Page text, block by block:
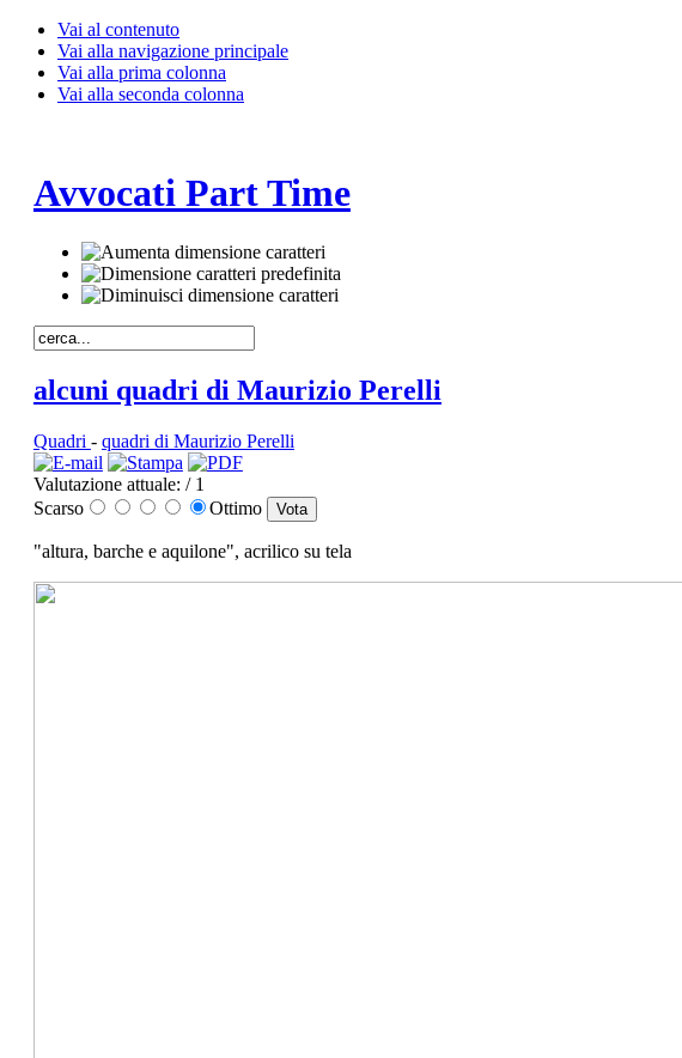
Vai al contenuto
Vai alla navigazione principale
Vai alla prima colonna
Vai alla seconda colonna
Avvocati Part Time
alcuni quadri di Maurizio Perelli
Quadri - quadri di Maurizio Perelli
Valutazione attuale: / 1
Scarso
Ottimo
"altura, barche e aquilone", acrilico su tela